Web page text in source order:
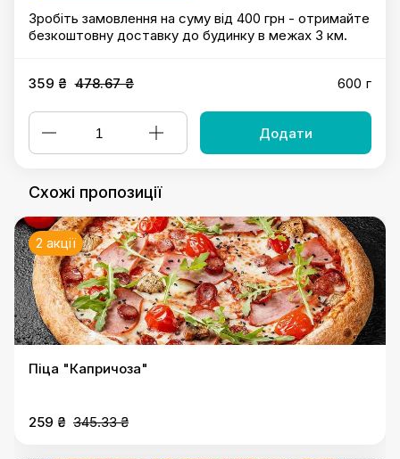
Зробіть замовлення на суму від 400 грн - отримайте
безкоштовну доставку до будинку в межах 3 км.
359 ₴ 478.67 ₴ 600 г
Додати
Схожі пропозиції
2 акції
Піца "Капричоза"
259 ₴ 345.33 ₴